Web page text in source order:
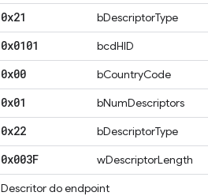
0x21 bDescriptorType
0x0101 bcdHID
0x00 bCountryCode
0x01 bNumDescriptors
0x22 bDescriptorType
0x003F wDescriptorLength
Descritor do endpoint